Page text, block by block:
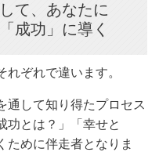
て、あなたに
成功」に導く
れぞれで違います。
通して知り得たプロセス
功とは？」「幸せと
ために伴走者となりま